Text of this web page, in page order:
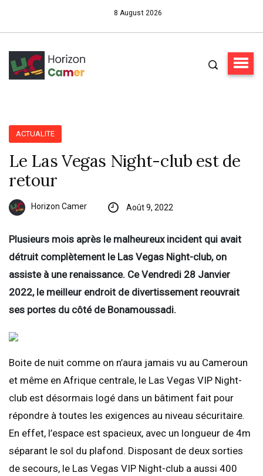
8 August 2026
ACTUALITE
Le Las Vegas Night-club est de
retour
Horizon Camer Août 9, 2022
Plusieurs mois après le malheureux incident qui avait
détruit complètement le Las Vegas Night-club, on
assiste à une renaissance. Ce Vendredi 28 Janvier
2022, le meilleur endroit de divertissement reouvrait
ses portes du côté de Bonamoussadi.
Boite de nuit comme on n’aura jamais vu au Cameroun
et même en Afrique centrale, le Las Vegas VIP Night-
club est désormais logé dans un bâtiment fait pour
répondre à toutes les exigences au niveau sécuritaire.
En effet, l’espace est spacieux, avec un longueur de 4m
séparant le sol du plafond. Disposant de deux sorties
de secours, le Las Vegas VIP Night-club a aussi 400